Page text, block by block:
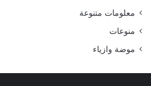
معلومات متنوعة
منوعات
موضة وازياء